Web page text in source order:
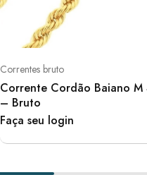
Correntes bruto
Corrente Cordão Baiano M
– Bruto
Faça seu login